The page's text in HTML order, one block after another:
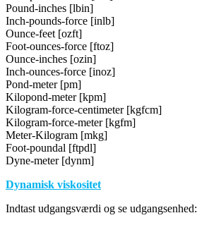
Pound-inches [lbin]
Inch-pounds-force [inlb]
Ounce-feet [ozft]
Foot-ounces-force [ftoz]
Ounce-inches [ozin]
Inch-ounces-force [inoz]
Pond-meter [pm]
Kilopond-meter [kpm]
Kilogram-force-centimeter [kgfcm]
Kilogram-force-meter [kgfm]
Meter-Kilogram [mkg]
Foot-poundal [ftpdl]
Dyne-meter [dynm]
Dynamisk viskositet
Indtast udgangsværdi og se udgangsenhed: